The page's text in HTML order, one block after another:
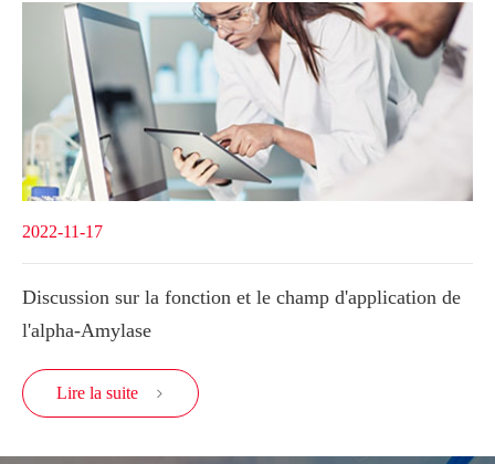
2022-11-17
Discussion sur la fonction et le champ d'application de
l'alpha-Amylase
Lire la suite 